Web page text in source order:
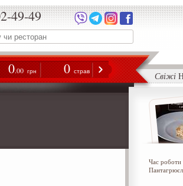
49-49
0.00 грн 0 страв Свіжі
Час роботи